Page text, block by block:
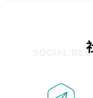
4、掌握DevOps思想、方法和流
5、掌握常见中间件配置与优化
SOCIAL